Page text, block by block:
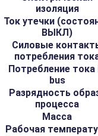
изоляция
Ток утечки
ВЫКЛ)
Силовые
потребления
Потребление тока
bus
Разрядность
процесса
Масса
Рабочая